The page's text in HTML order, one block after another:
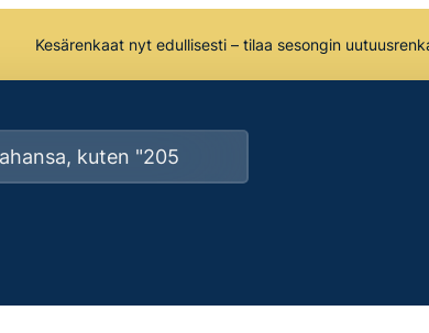
Kesärenkaat nyt edullisesti – tilaa sesongin